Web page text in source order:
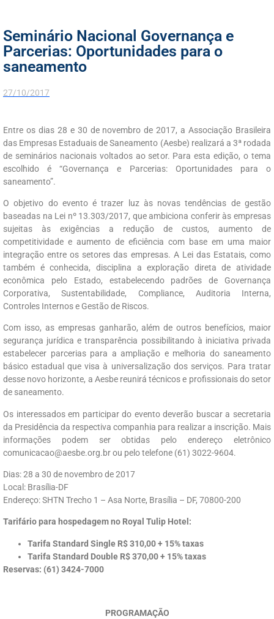
Seminário Nacional Governança e
Parcerias: Oportunidades para o
saneamento
27/10/2017
Entre os dias 28 e 30 de novembro de 2017, a Associação Brasileira
das Empresas Estaduais de Saneamento (Aesbe) realizará a 3ª rodada
de seminários nacionais voltados ao setor. Para esta edição, o tema
escolhido é “Governança e Parcerias: Oportunidades para o
saneamento”.
O objetivo do evento é trazer luz às novas tendências de gestão
baseadas na Lei nº 13.303/2017, que ambiciona conferir às empresas
sujeitas às exigências a redução de custos, aumento de
competitividade e aumento de eficiência com base em uma maior
integração entre os setores das empresas. A Lei das Estatais, como
também é conhecida, disciplina a exploração direta de atividade
econômica pelo Estado, estabelecendo padrões de Governança
Corporativa, Sustentabilidade, Compliance, Auditoria Interna,
Controles Internos e Gestão de Riscos.
Com isso, as empresas ganharão, além de outros benefícios, maior
segurança jurídica e transparência possibilitando à iniciativa privada
estabelecer parcerias para a ampliação e melhoria do saneamento
básico estadual que visa à universalização dos serviços. Para tratar
desse novo horizonte, a Aesbe reunirá técnicos e profissionais do setor
de saneamento.
Os interessados em participar do evento deverão buscar a secretaria
da Presidência da respectiva companhia para realizar a inscrição. Mais
informações podem ser obtidas pelo endereço eletrônico
comunicacao@aesbe.org.br ou pelo telefone (61) 3022-9604.
Dias: 28 a 30 de novembro de 2017
Local: Brasília-DF
Endereço: SHTN Trecho 1 – Asa Norte, Brasília – DF, 70800-200
Tarifário para hospedagem no Royal Tulip Hotel:
Tarifa Standard Single R$ 310,00 + 15% taxas
Tarifa Standard Double R$ 370,00 + 15% taxas
Reservas: (61) 3424-7000
PROGRAMAÇÃO